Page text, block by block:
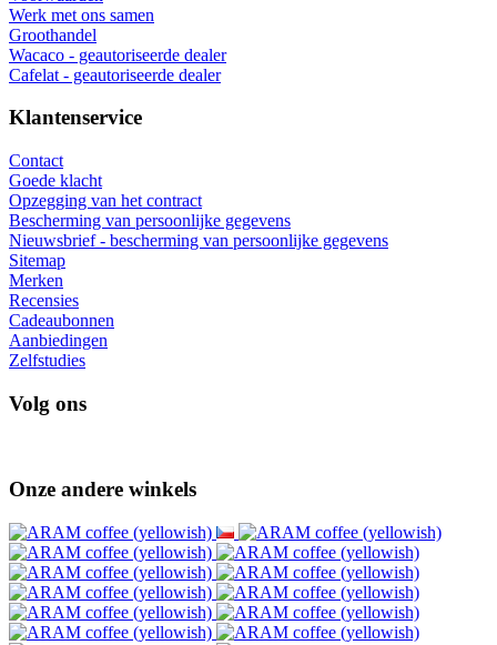
Werk met ons samen
Groothandel
Wacaco - geautoriseerde dealer
Cafelat - geautoriseerde dealer
Klantenservice
Contact
Goede klacht
Opzegging van het contract
Bescherming van persoonlijke gegevens
Nieuwsbrief - bescherming van persoonlijke gegevens
Sitemap
Merken
Recensies
Cadeaubonnen
Aanbiedingen
Zelfstudies
Volg ons
Onze andere winkels